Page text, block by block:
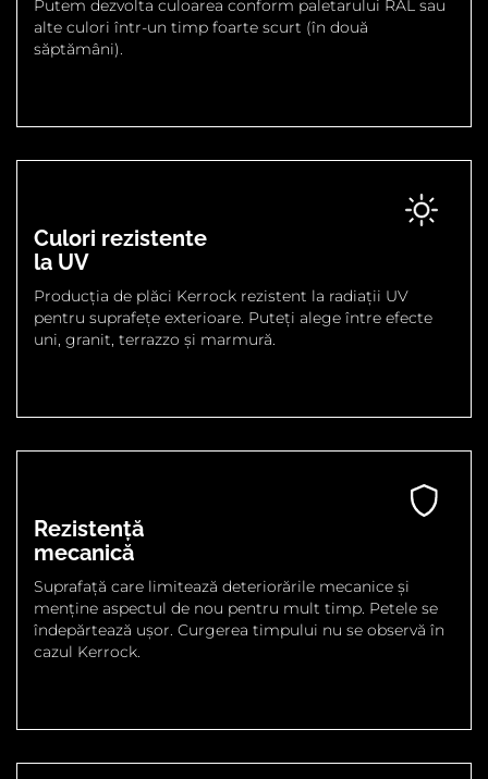
Putem dezvolta culoarea conform paletarului RAL sau
alte culori într-un timp foarte scurt (în două
săptămâni).
Culori rezistente
la UV
Producția de plăci Kerrock rezistent la radiații UV
pentru suprafețe exterioare. Puteți alege între efecte
uni, granit, terrazzo și marmură.
Rezistență
mecanică
Suprafață care limitează deteriorările mecanice și
menține aspectul de nou pentru mult timp. Petele se
îndepărtează ușor. Curgerea timpului nu se observă în
cazul Kerrock.